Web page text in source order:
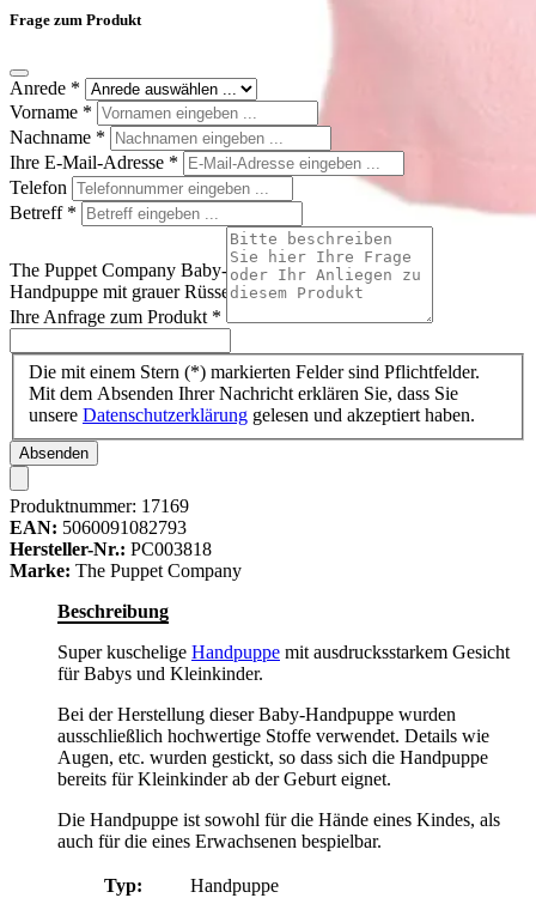
The Puppet Company Baby-Handpuppe Schwein, rosa
Handpuppe mit grauer Rüsselzeichnung
Frage zum Produkt
Anrede *
Vorname *
Nachname *
Ihre E-Mail-Adresse *
Telefon
Betreff *
Ihre Anfrage zum Produkt *
Die mit einem Stern (*) markierten Felder sind Pflichtfelder.
Mit dem Absenden Ihrer Nachricht erklären Sie, dass Sie
unsere Datenschutzerklärung gelesen und akzeptiert haben.
Absenden
Produktnummer: 17169
EAN: 5060091082793
Hersteller-Nr.: PC003818
Marke: The Puppet Company
Beschreibung
Super kuschelige Handpuppe mit ausdrucksstarkem Gesicht
für Babys und Kleinkinder.
Bei der Herstellung dieser Baby-Handpuppe wurden
ausschließlich hochwertige Stoffe verwendet. Details wie
Augen, etc. wurden gestickt, so dass sich die Handpuppe
bereits für Kleinkinder ab der Geburt eignet.
Die Handpuppe ist sowohl für die Hände eines Kindes, als
auch für die eines Erwachsenen bespielbar.
Typ:
Handpuppe